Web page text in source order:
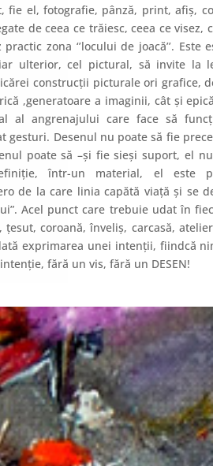
fie el, fotografie, pânză, print, afiș,
de ceea ce trăiesc, ceea ce visez,
zona ‘’locului de joacă’’. Este
ulterior, cel pictural, să invite la
construcții picturale ori grafice,
,generatoare a imaginii, cât și
al angrenajului care face să
gesturi. Desenul nu poate să fie
poate să –și fie sieși suport, el
într-un material, el este
de la care linia capătă viață și se
Acel punct care trebuie udat în
coroană, înveliș, carcasă,
exprimarea unei intenții, fiindcă
fără un vis, fără un DESEN!